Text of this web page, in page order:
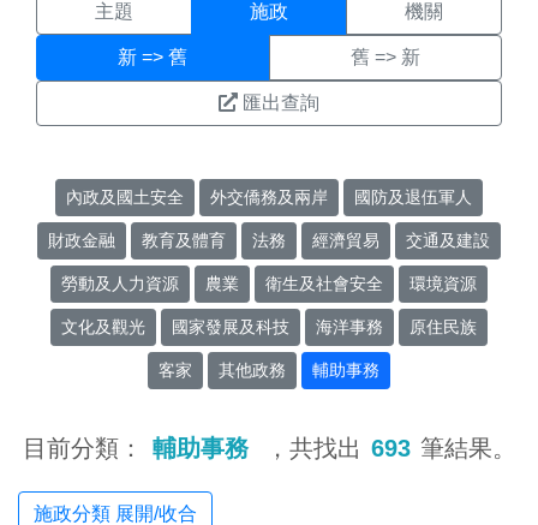
主題 施政 機關
新 => 舊 舊 => 新
匯出查詢
內政及國土安全 外交僑務及兩岸 國防及退伍軍人
財政金融 教育及體育 法務 經濟貿易 交通及建設
勞動及人力資源 農業 衛生及社會安全 環境資源
文化及觀光 國家發展及科技 海洋事務 原住民族
客家 其他政務 輔助事務
目前分類： 輔助事務 ，共找出 693 筆結果。
施政分類 展開/收合